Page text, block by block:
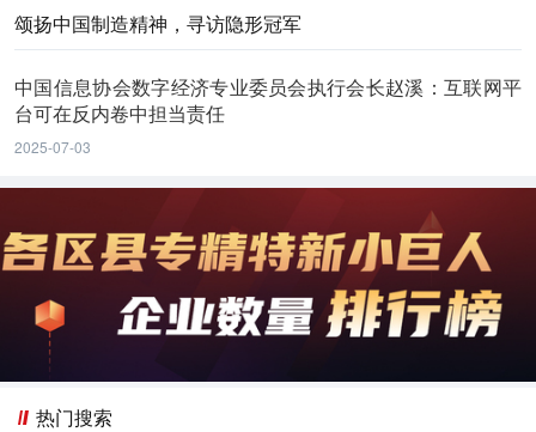
颂扬中国制造精神，寻访隐形冠军
中国信息协会数字经济专业委员会执行会长赵溪：互联网平
台可在反内卷中担当责任
2025-07-03
热门搜索